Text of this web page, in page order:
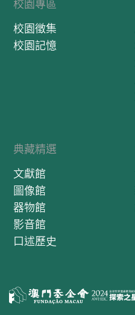
校園專區
校園徵集
校園記憶
典藏精選
文獻館
圖像館
器物館
影音館
口述歷史